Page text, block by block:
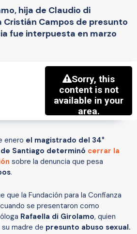
hija de Claudio di
Cristián Campos de presunto
fue interpuesta en marzo
enero el magistrado del 34°
Santiago determinó cerrar la
sobre la denuncia que pesa
.
que la Fundación para la Confianza
se presentaron como
Rafaella di Girolamo, quien
madre de presunto abuso sexual.